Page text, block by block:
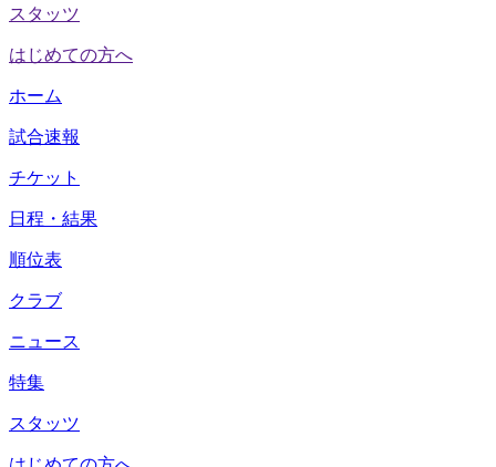
スタッツ
はじめての方へ
ホーム
試合速報
チケット
日程・結果
順位表
クラブ
ニュース
特集
スタッツ